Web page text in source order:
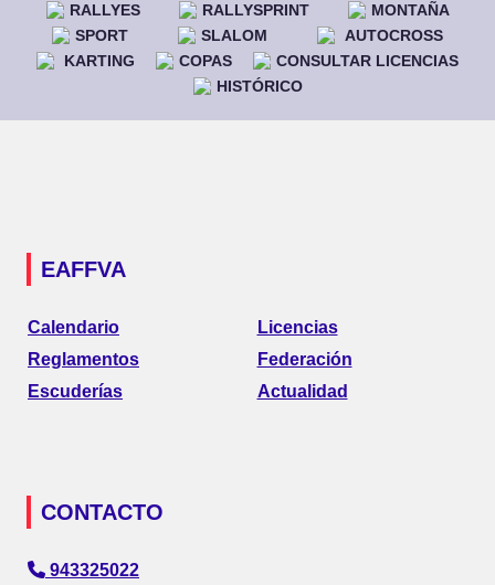
RALLYES RALLYSPRINT
MONTAÑA
SPORT
SLALOM
AUTOCROSS
KARTING
COPAS
CONSULTAR LICENCIAS
HISTÓRICO
EAFFVA
Calendario
Reglamentos
Escuderías
Licencias
Federación
Actualidad
CONTACTO
943325022